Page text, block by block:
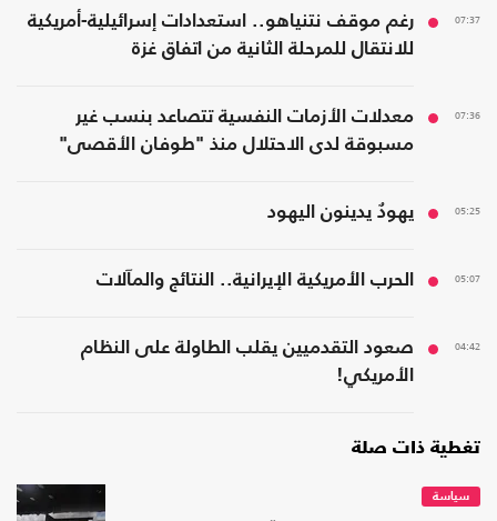
07:37
رغم موقف نتنياهو.. استعدادات إسرائيلية-أمريكية
للانتقال للمرحلة الثانية من اتفاق غزة
07:36
معدلات الأزمات النفسية تتصاعد بنسب غير
مسبوقة لدى الاحتلال منذ "طوفان الأقصى"
05:25 يهودٌ يدينون اليهود
05:07 الحرب الأمريكية الإيرانية.. النتائج والمآلات
04:42
صعود التقدميين يقلب الطاولة على النظام
الأمريكي!
تغطية ذات صلة
سياسة